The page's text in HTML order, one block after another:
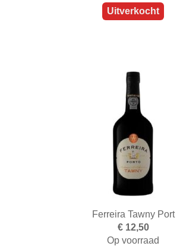
Uitverkocht
Ferreira Tawny Port
€ 12,50
Op voorraad